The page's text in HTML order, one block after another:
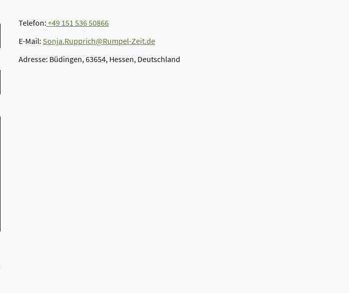
Telefon: +49 151 536 50866
E-Mail: Sonja.Rupprich@Rumpel-Zeit.de
Adresse: Büdingen, 63654, Hessen, Deutschland